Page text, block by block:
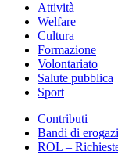
Attività
Welfare
Cultura
Formazione
Volontariato
Salute pubblica
Sport
Contributi
Bandi di
ROL –